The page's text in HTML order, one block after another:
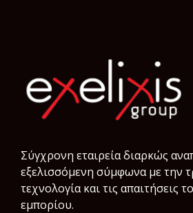
Σύγχρονη εταιρεία διαρκώς
εξελισσόμενη σύμφωνα µε την
τεχνολογία και τις απαιτήσεις
εμπορίου.